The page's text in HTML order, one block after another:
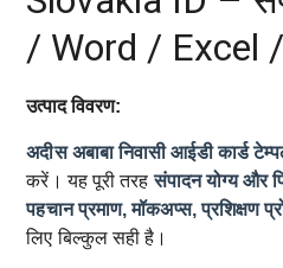
/ Word / Excel
उत्पाद विवरण:
अदीस अबाबा निवासी आईडी कार्ड
करें। यह पूरी तरहसंपादन योग्य और
पहचान प्रमाण, मॉकअप्स, प्रशिक्षण
लिए बिल्कुल सही है।